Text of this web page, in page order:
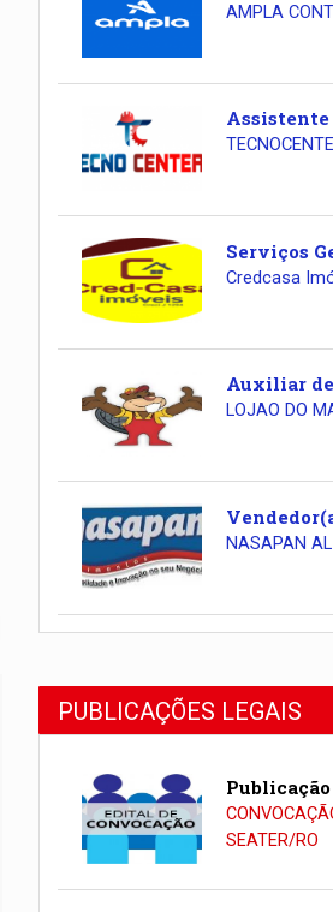
AMPLA
Serviços
Credcasa
Auxiliar
LOJAO DO
NASAPAN
PUBLICAÇÕES LEGAIS
SEATER/RO